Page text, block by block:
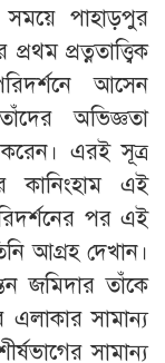
পাহাড়পুর
প্রত্নতাত্ত্বিক
আসেন
অভিজ্ঞতা
করেন। এরই সূত্র
কানিংহাম এই
পর এই
আগ্রহ দেখান।
জমিদার তাঁকে
এলাকার সামান্য
সামান্য